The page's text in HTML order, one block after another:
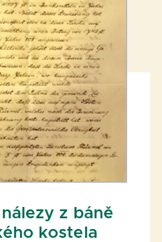
z báně
kostela